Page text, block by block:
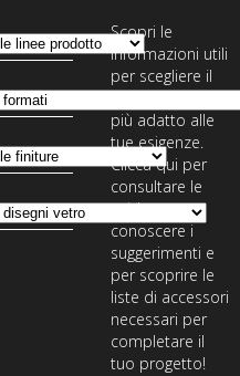
Scopri le
informazioni utili
per scegliere il
più adatto alle
tue esigenze.
Clicca qui per
consultare le
guide,
conoscere i
suggerimenti e
per scoprire le
liste di accessori
necessari per
completare il
tuo progetto!